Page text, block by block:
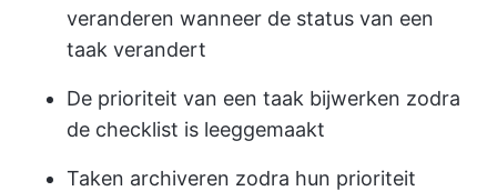
veranderen wanneer de status van een
taak verandert
De prioriteit van een taak bijwerken zodra
de checklist is leeggemaakt
Taken archiveren zodra hun prioriteit